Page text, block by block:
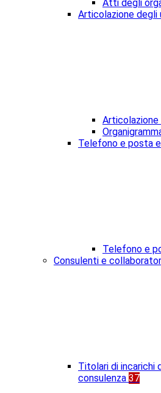
Atti degli
Articolazione degli
Telefono e posta
Telefono e
Consulenti e
Titolari di incarichi
consulenza 37